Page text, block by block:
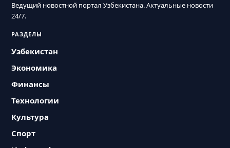
Ведущий новостной портал Узбекистана. Актуальные новости
24/7.
РАЗДЕЛЫ
Узбекистан
Экономика
Финансы
Технологии
Культура
Спорт